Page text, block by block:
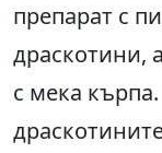
препарат с
драскотини,
с мека